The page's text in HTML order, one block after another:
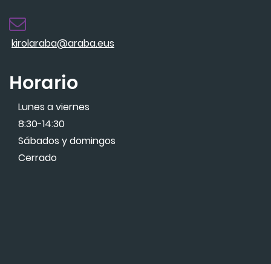
kirolaraba@araba.eus
Horario
Lunes a viernes
8:30-14:30
Sábados y domingos
Cerrado